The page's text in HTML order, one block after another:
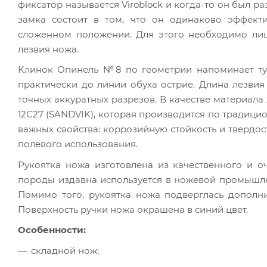
фиксатор называется Viroblock и когда-то он был
замка состоит в том, что он одинаково
сложенном положении. Для этого необходимо
лезвия ножа.
Клинок Опинель №8 по геометрии напоминает
практически до линии обуха острие. Длина
точных аккуратных разрезов. В качестве
12С27 (SANDVIK), которая производится по
важных свойства: коррозийную стойкость и
полевого использования.
Рукоятка ножа изготовлена из качественного и
породы издавна используется в ножевой
Помимо того, рукоятка ножа подверглась
Поверхность ручки ножа окрашена в синий цвет.
Особенности:
складной нож;